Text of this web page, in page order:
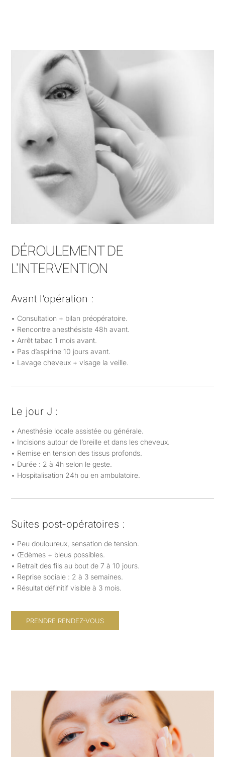
DÉROULEMENT DE
L’INTERVENTION
Avant l’opération :
• Consultation + bilan préopératoire.
• Rencontre anesthésiste 48h avant.
• Arrêt tabac 1 mois avant.
• Pas d’aspirine 10 jours avant.
• Lavage cheveux + visage la veille.
Le jour J :
• Anesthésie locale assistée ou générale.
• Incisions autour de l’oreille et dans les cheveux.
• Remise en tension des tissus profonds.
• Durée : 2 à 4h selon le geste.
• Hospitalisation 24h ou en ambulatoire.
Suites post-opératoires :
• Peu douloureux, sensation de tension.
• Œdèmes + bleus possibles.
• Retrait des fils au bout de 7 à 10 jours.
• Reprise sociale : 2 à 3 semaines.
• Résultat définitif visible à 3 mois.
PRENDRE RENDEZ-VOUS